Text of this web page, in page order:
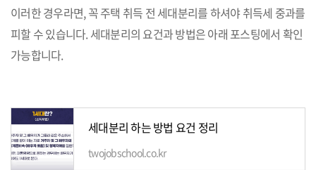
이러한 경우라면, 꼭 주택 취득 전 세대분리를 하셔야 취득세 중과를
피할 수 있습니다. 세대분리의 요건과 방법은 아래 포스팅에서 확인
가능합니다.
세대분리 하는 방법 요건 정리
twojobschool.co.kr